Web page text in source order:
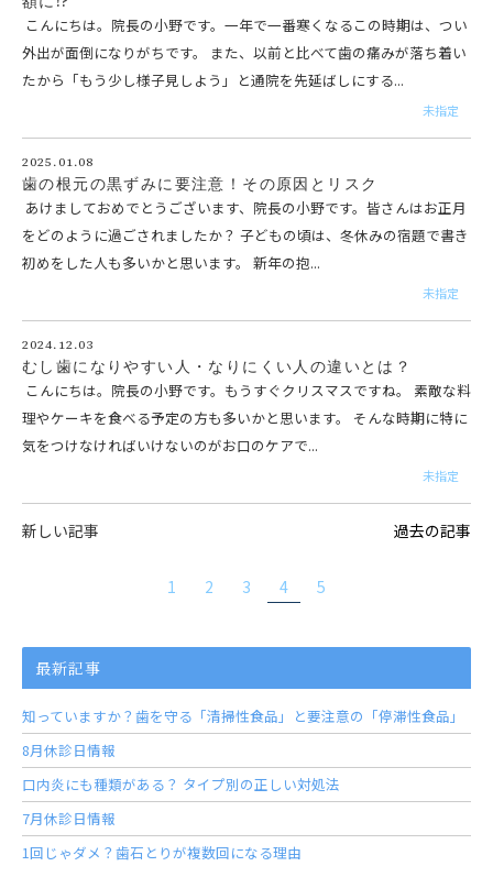
こんにちは。院長の小野です。一年で一番寒くなるこの時期は、つい
外出が面倒になりがちです。 また、以前と比べて歯の痛みが落ち着い
たから「もう少し様子見しよう」と通院を先延ばしにする...
未指定
2025.01.08
歯の根元の黒ずみに要注意！その原因とリスク
あけましておめでとうございます、院長の小野です。皆さんはお正月
をどのように過ごされましたか？ 子どもの頃は、冬休みの宿題で書き
初めをした人も多いかと思います。 新年の抱...
未指定
2024.12.03
むし歯になりやすい人・なりにくい人の違いとは？
こんにちは。院長の小野です。もうすぐクリスマスですね。 素敵な料
理やケーキを食べる予定の方も多いかと思います。 そんな時期に特に
気をつけなければいけないのがお口のケアで...
未指定
新しい記事
1 2 3 4 5
過去の記事
最新記事
知っていますか？歯を守る「清掃性食品」と要注意の「停滞性食品」
8月休診日情報
口内炎にも種類がある？ タイプ別の正しい対処法
7月休診日情報
1回じゃダメ？歯石とりが複数回になる理由